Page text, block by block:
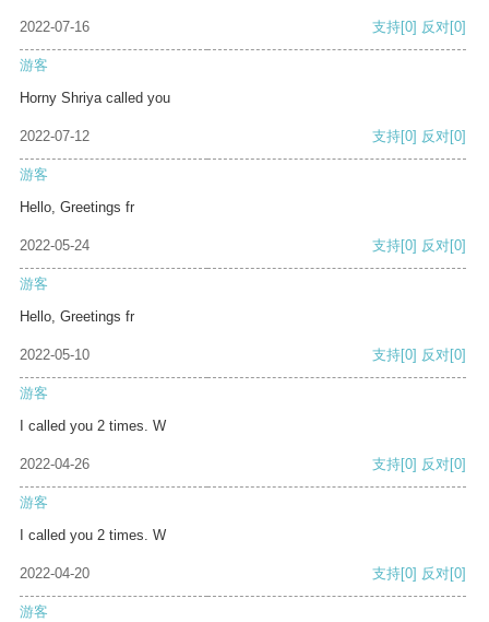
2022-07-16 支持[0] 反对[0]
游客
Horny Shriya called you
2022-07-12 支持[0] 反对[0]
游客
Hello, Greetings fr
2022-05-24 支持[0] 反对[0]
游客
Hello, Greetings fr
2022-05-10 支持[0] 反对[0]
游客
I called you 2 times. W
2022-04-26 支持[0] 反对[0]
游客
I called you 2 times. W
2022-04-20 支持[0] 反对[0]
游客